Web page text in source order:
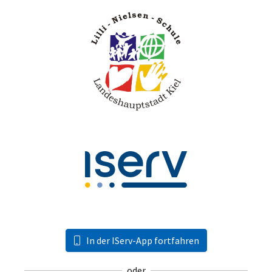
In der IServ-App fortfahren